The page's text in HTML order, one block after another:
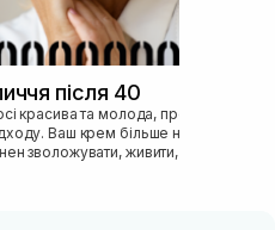
після 40
Ваш крем більше не може
зволожувати, живити, покр...